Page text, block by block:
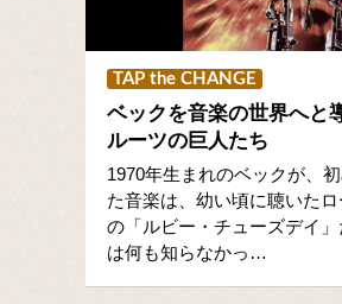
TAP the CHANGE
ベックを音楽の世界へと
ルーツの巨人たち
1970年生まれのベックが、
た音楽は、幼い頃に聴いた
の「ルビー・チューズデイ
は何も知らなかっ…